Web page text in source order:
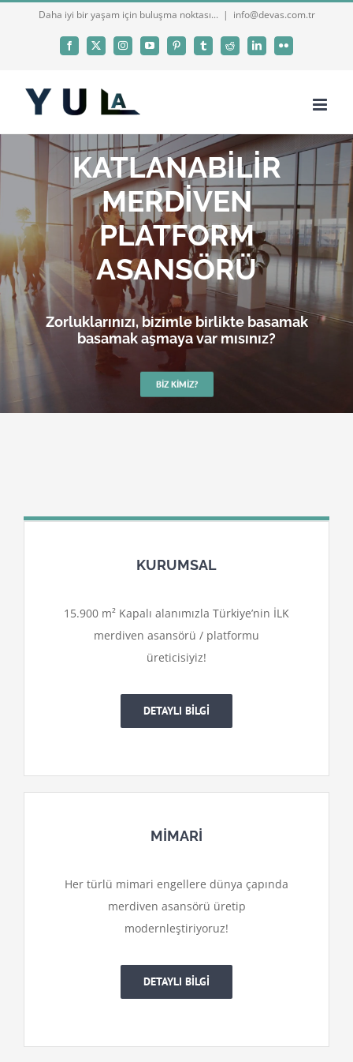
Daha iyi bir yaşam için buluşma noktası... | info@devas.com.tr
Facebook
X InstagramYouTubePinterestTumblrReddit LinkedInFlickr
KATLANABİLİR
MERDİVEN
PLATFORM
ASANSÖRÜ
Zorluklarınızı, bizimle birlikte basamak
basamak aşmaya var mısınız?
BIZ KIMIZ?
KURUMSAL
15.900 m² Kapalı alanımızla Türkiye’nin İLK
merdiven asansörü / platformu
üreticisiyiz!
DETAYLI BİLGİ
MİMARİ
Her türlü mimari engellere dünya çapında
merdiven asansörü üretip
modernleştiriyoruz!
DETAYLI BİLGİ